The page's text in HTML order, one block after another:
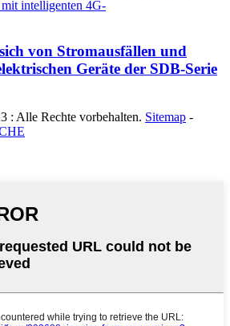
von Stromausfällen und
Geräte der SDB-Serie
: Alle Rechte vorbehalten. Sitemap -